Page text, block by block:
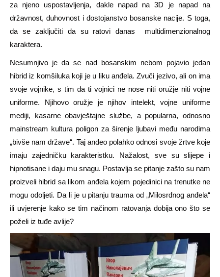
za njeno uspostavljenja, dakle napad na 3D je napad na
državnost, duhovnost i dostojanstvo bosanske nacije. S toga,
da se zaključiti da su ratovi danas multidimenzionalnog
karaktera.
Nesumnjivo je da se nad bosanskim nebom pojavio jedan
hibrid iz komšiluka koji je u liku anđela. Zvuči jezivo, ali on ima
svoje vojnike, s tim da ti vojnici ne nose niti oružje niti vojne
uniforme. Njihovo oružje je njihov intelekt, vojne uniforme
mediji, kasarne obavještajne službe, a popularna, odnosno
mainstream kultura poligon za širenje ljubavi među narodima
„bivše nam države“. Taj anđeo polahko odnosi svoje žrtve koje
imaju zajedničku karakteristku. Nažalost, sve su slijepe i
hipnotisane i daju mu snagu. Postavlja se pitanje zašto su nam
proizveli hibrid sa likom anđela kojem pojedinici na trenutke ne
mogu odoljeti. Da li je u pitanju trauma od „Milosrdnog anđela“
ili uvjerenje kako se tim načinom ratovanja dobija ono što se
poželi iz tuđe avlije?